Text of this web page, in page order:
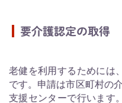
要介護認定の取得
老健を利用するためには
です。申請は市区町村の
支援センターで行います